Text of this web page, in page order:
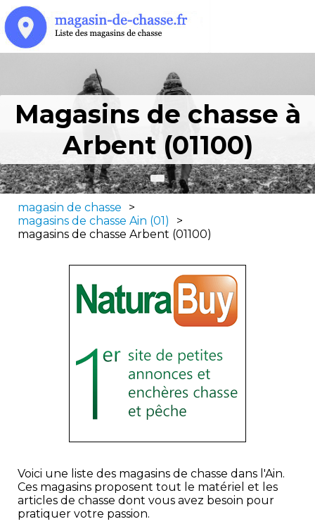
Magasins de chasse à
Arbent (01100)
magasin de chasse
>
magasins de chasse Ain (01)
>
magasins de chasse Arbent (01100)
Voici une liste des magasins de chasse dans l'Ain.
Ces magasins proposent tout le matériel et les
articles de chasse dont vous avez besoin pour
pratiquer votre passion.